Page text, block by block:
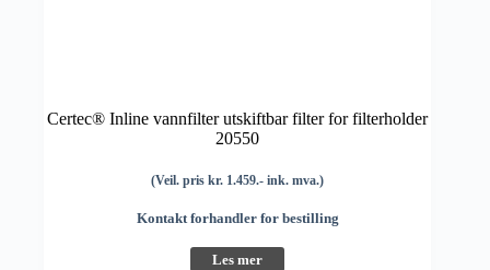
Certec® Inline vannfilter utskiftbar filter for filterholder
20550
(Veil. pris kr. 1.459.- ink. mva.)
Kontakt forhandler for bestilling
Les mer